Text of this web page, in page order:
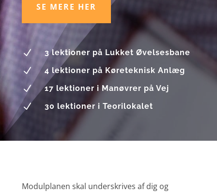
SE MERE HER
N 3 lektioner på Lukket Øvelsesbane
N 4 lektioner på Køreteknisk Anlæg
N 17 lektioner i Manøvrer på Vej
N 30 lektioner i Teorilokalet
Modulplanen skal underskrives af dig og